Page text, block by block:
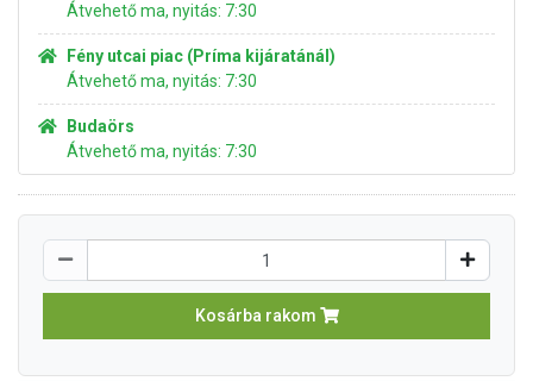
Átvehető ma, nyitás: 7:30
Fény utcai piac (Príma kijáratánál)
Átvehető ma, nyitás: 7:30
Budaörs
Átvehető ma, nyitás: 7:30
Kosárba rakom